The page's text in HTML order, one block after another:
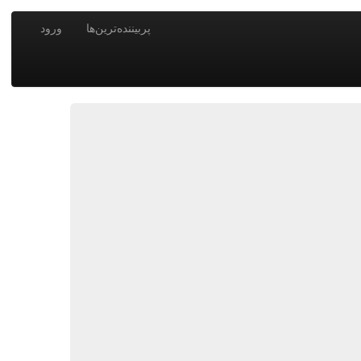
پربیننده‌ترین‌ها ورود